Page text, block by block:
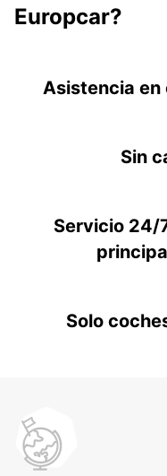
Europcar?
Asistencia en
Sin
Servicio 24/
Solo